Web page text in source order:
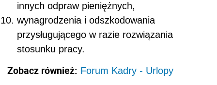
innych odpraw pieniężnych,
wynagrodzenia i odszkodowania
przysługującego w razie rozwiązania
stosunku pracy.
Zobacz również: Forum Kadry - Urlopy